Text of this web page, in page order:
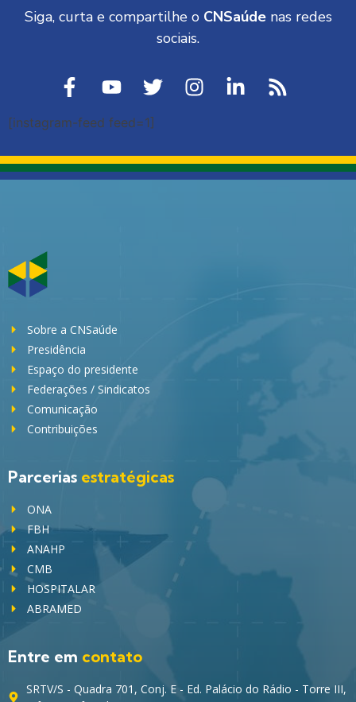
Siga, curta e compartilhe o CNSaúdenas redes
sociais.
[instagram-feed feed=1]
Sobre a CNSaúde
Presidência
Espaço do presidente
Federações / Sindicatos
Comunicação
Contribuições
Parcerias estratégicas
ONA
FBH
ANAHP
CMB
HOSPITALAR
ABRAMED
Entre em contato
SRTV/S - Quadra 701, Conj. E - Ed. Palácio do Rádio - Torre III,